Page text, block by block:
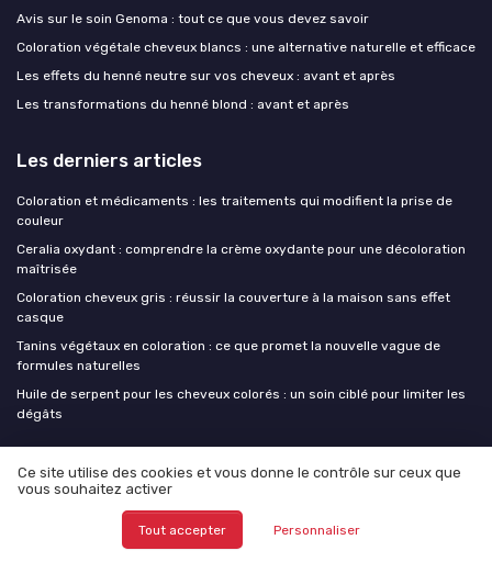
Avis sur le soin Genoma : tout ce que vous devez savoir
Coloration végétale cheveux blancs : une alternative naturelle et efficace
Les effets du henné neutre sur vos cheveux : avant et après
Les transformations du henné blond : avant et après
Les derniers articles
Coloration et médicaments : les traitements qui modifient la prise de
couleur
Ceralia oxydant : comprendre la crème oxydante pour une décoloration
maîtrisée
Coloration cheveux gris : réussir la couverture à la maison sans effet
casque
Tanins végétaux en coloration : ce que promet la nouvelle vague de
formules naturelles
Huile de serpent pour les cheveux colorés : un soin ciblé pour limiter les
dégâts
Ma coloration cheveux
Ce site utilise des cookies et vous donne le contrôle sur ceux que
vous souhaitez activer
Tout accepter Personnaliser